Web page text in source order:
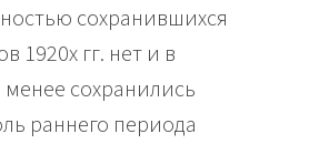
сохранившихся
1920х гг. нет и в
сохранились
раннего периода